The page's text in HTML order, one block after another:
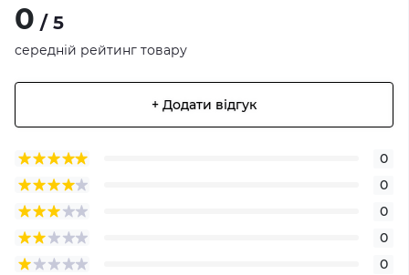
0 / 5
середній рейтинг товару
+ Додати відгук
0
0
0
0
0